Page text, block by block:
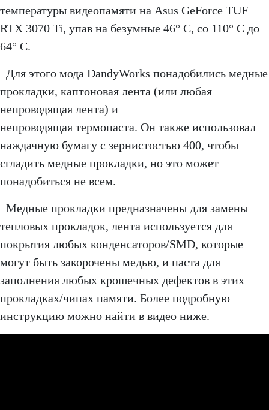
температуры видеопамяти на Asus GeForce TUF
RTX 3070 Ti, упав на безумные 46° C, со 110° C до
64° C.
Для этого мода DandyWorks понадобились медные
прокладки, каптоновая лента (или любая
непроводящая лента) и
непроводящая термопаста. Он также использовал
наждачную бумагу с зернистостью 400, чтобы
сгладить медные прокладки, но это может
понадобиться не всем.
Медные прокладки предназначены для замены
тепловых прокладок, лента используется для
покрытия любых конденсаторов/SMD, которые
могут быть закорочены медью, и паста для
заполнения любых крошечных дефектов в этих
прокладках/чипах памяти. Более подробную
инструкцию можно найти в видео ниже.